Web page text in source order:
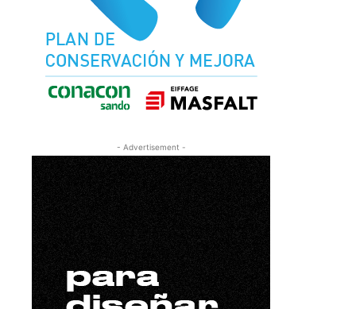
- Advertisement -